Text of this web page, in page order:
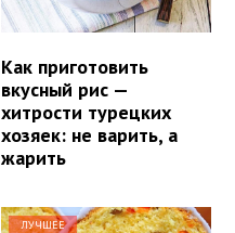
Как приготовить
вкусный рис —
хитрости турецких
хозяек: не варить, а
жарить
ЛУЧШЕЕ